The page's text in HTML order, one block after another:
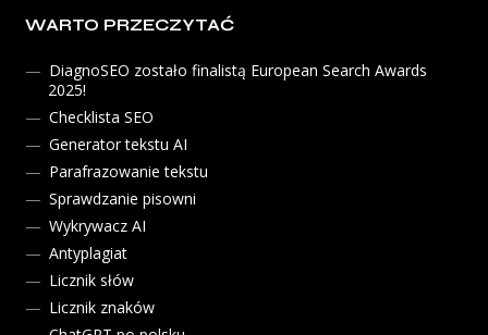
WARTO PRZECZYTAĆ
DiagnoSEO zostało finalistą European Search Awards
2025!
Checklista SEO
Generator tekstu AI
Parafrazowanie tekstu
Sprawdzanie pisowni
Wykrywacz AI
Antyplagiat
Licznik słów
Licznik znaków